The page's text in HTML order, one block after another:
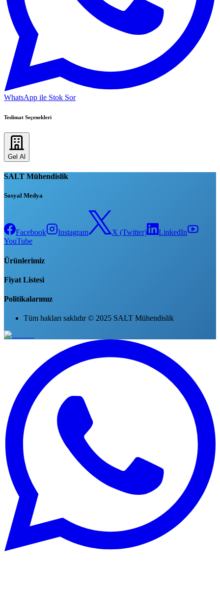
WhatsApp ile Stok Sor
Teslimat Seçenekleri
Gel Al
SALT Mühendislik
Sosyal Medya
Facebook Instagram X (Twitter)
LinkedIn
YouTube
Ürünlerimiz
Fiyat Listesi
Politikalarımız
Tüm hakları saklıdır © 2025 SALT Mühendislik